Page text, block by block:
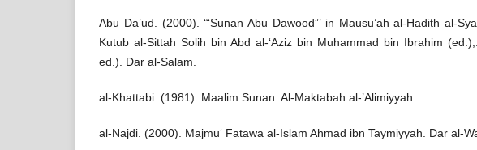
Abu Da’ud. (2000). ‘“Sunan Abu Dawood”’ in Mausu’ah al-Hadith al-
Kutub al-Sittah Solih bin Abd al-‘Aziz bin Muhammad bin Ibrahim
ed.). Dar al-Salam.
al-Khattabi. (1981). Maalim Sunan. Al-Maktabah al-’Alimiyyah.
al-Najdi. (2000). Majmu‘ Fatawa al-Islam Ahmad ibn Taymiyyah. Dar al-